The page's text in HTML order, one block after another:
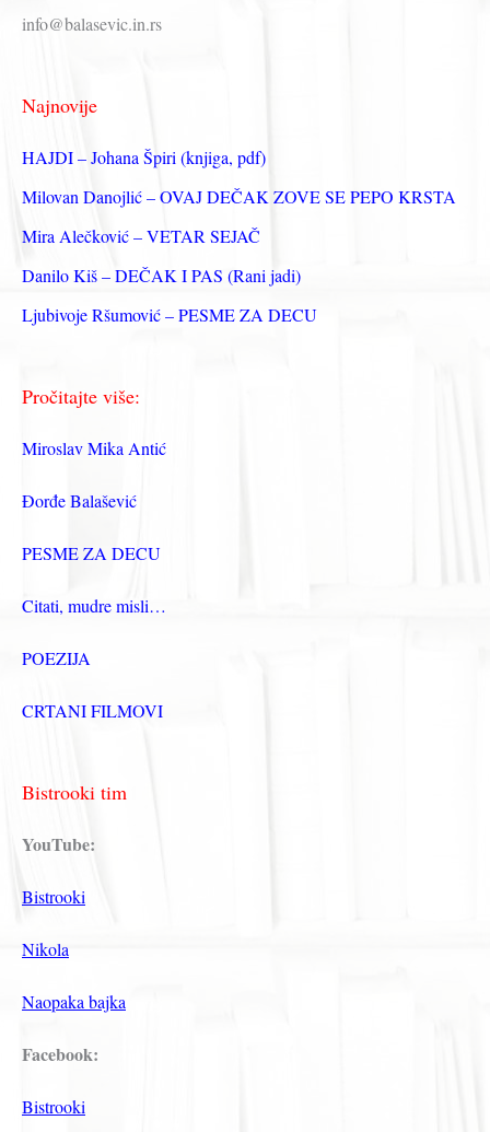
р
а
з
а
info@balasevic.in.rs
Najnovije
HAJDI – Johana Špiri (knjiga, pdf)
Milovan Danojlić – OVAJ DEČAK ZOVE SE PEPO KRSTA
Mira Alečković – VETAR SEJAČ
Danilo Kiš – DEČAK I PAS (Rani jadi)
Ljubivoje Ršumović – PESME ZA DECU
Pročitajte više:
Miroslav Mika Antić
Đorđe Balašević
PESME ZA DECU
Citati, mudre misli…
POEZIJA
CRTANI FILMOVI
Bistrooki tim
YouTube:
Bistrooki
Nikola
Naopaka bajka
Facebook:
Bistrooki